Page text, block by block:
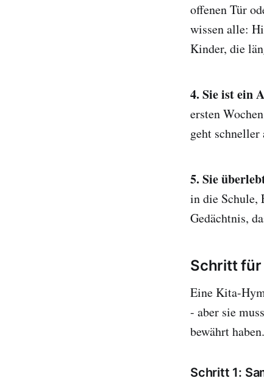
offenen Tür
wissen alle:
Kinder, die
4. Sie ist ein
ersten
geht
5. Sie
in die Schule,
Gedächtnis,
Schritt für
Eine Kita-
- aber sie
bewährt haben.
Schritt 1: